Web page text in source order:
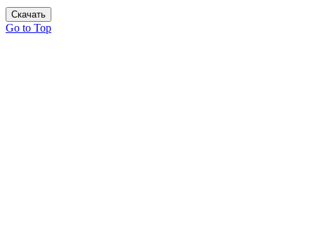
Скачать
Go to Top